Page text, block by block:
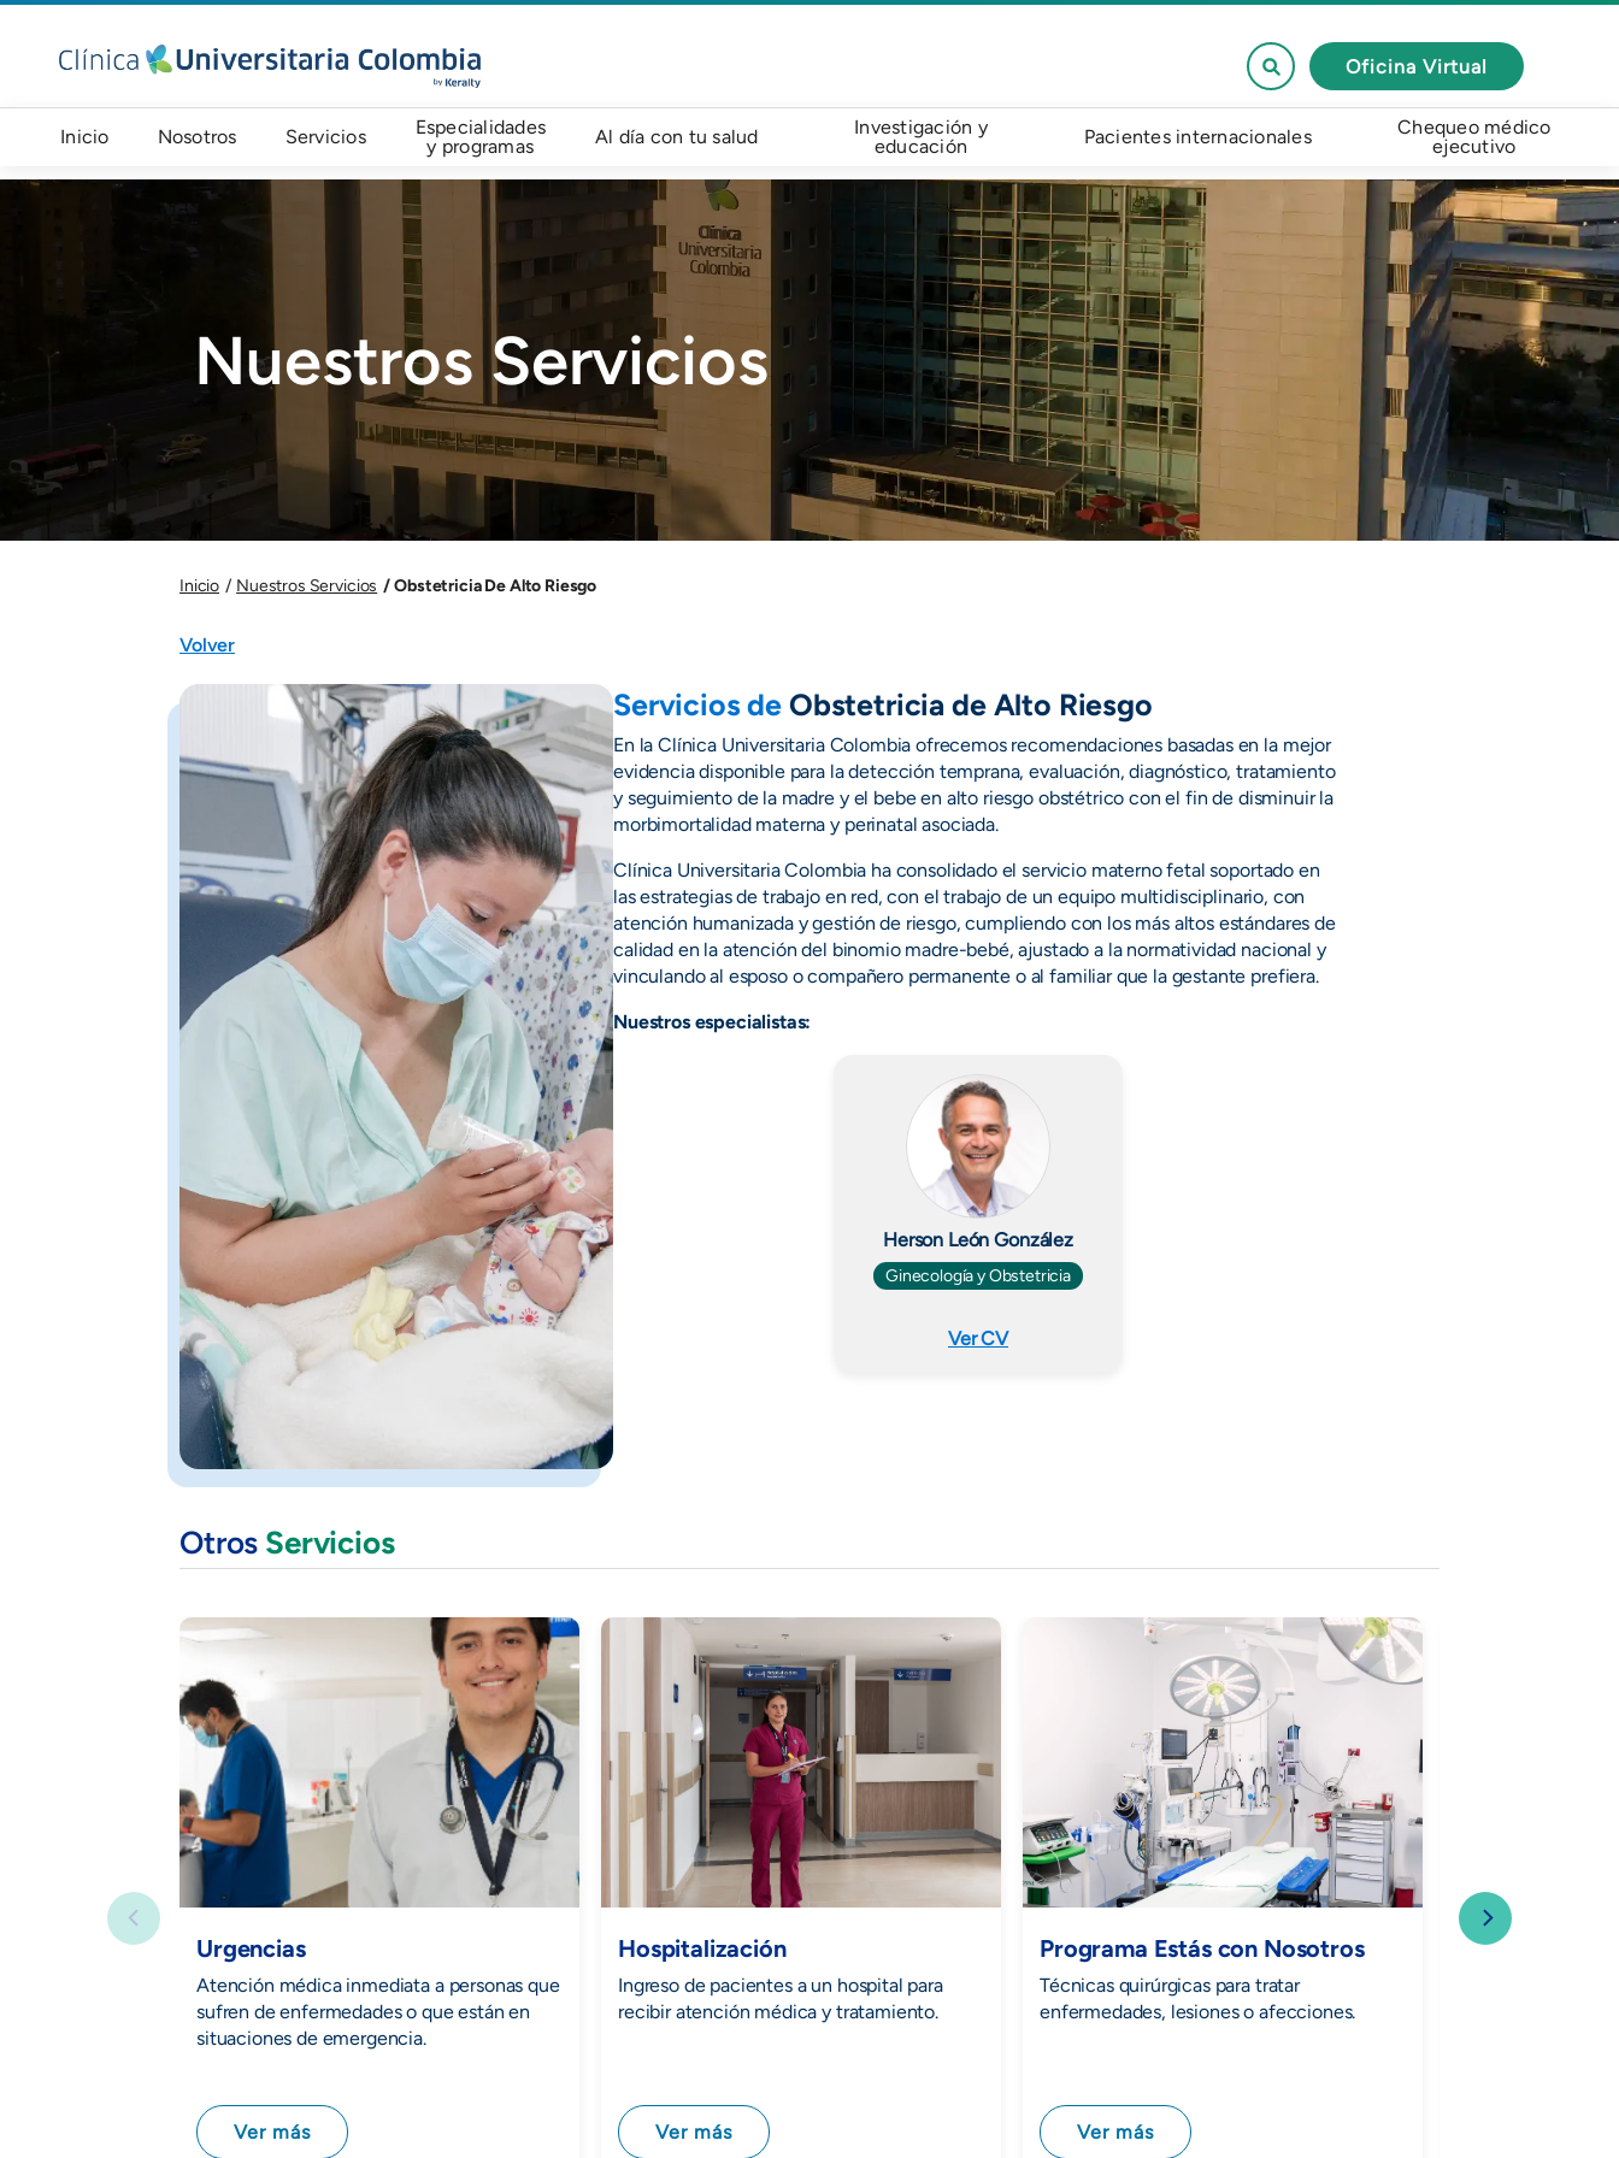
Pasar al contenido principal
Oficina Virtual
Navegación principal
Inicio Nosotros Servicios
Especialidades
y programas
Al día con tu salud
Investigación y
educación
Pacientes internacionales
Chequeo médico
ejecutivo
Imagen
Nuestros Servicios
Inicio Nuestros Servicios Obstetricia De Alto Riesgo
Volver
Servicios de Obstetricia de Alto Riesgo
En la Clínica Universitaria Colombia ofrecemos recomendaciones basadas en la mejor
evidencia disponible para la detección temprana, evaluación, diagnóstico, tratamiento
y seguimiento de la madre y el bebe en alto riesgo obstétrico con el fin de disminuir la
morbimortalidad materna y perinatal asociada.
Clínica Universitaria Colombia ha consolidado el servicio materno fetal soportado en
las estrategias de trabajo en red, con el trabajo de un equipo multidisciplinario, con
atención humanizada y gestión de riesgo, cumpliendo con los más altos estándares de
calidad en la atención del binomio madre-bebé, ajustado a la normatividad nacional y
vinculando al esposo o compañero permanente o al familiar que la gestante prefiera.
Nuestros especialistas:
Herson León González
Ginecología y Obstetricia
Ver CV
Otros Servicios
Urgencias
Atención médica inmediata a personas que
sufren de enfermedades o que están en
situaciones de emergencia.
Ver más
Hospitalización
Ingreso de pacientes a un hospital para
recibir atención médica y tratamiento.
Ver más
Programa Estás con Nosotros
Técnicas quirúrgicas para tratar
enfermedades, lesiones o afecciones.
Ver más
Cirugía